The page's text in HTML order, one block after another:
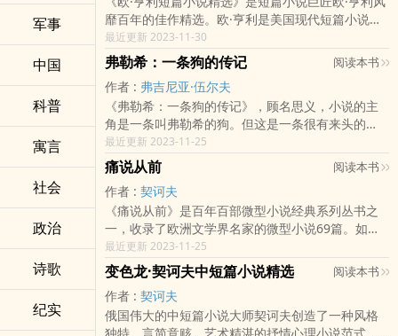
军事
中国
科普
寓言
社会
政治
诗歌
纪实
的证明》等。
——班上有同学能背诵日本古典和歌，大家都赞叹
不已，光纪却倍感委屈，因为小学四年级的他，早
已能轻易将好几本古典小说，从头到尾一字不漏背
诵，父母却从不让他对别人透露。能背诵庞大的书
籍内容、能得知远方发生的事、能长寿几百年、能
一天跑过几百公里——这群来自“常野”的人们，各自
拥有不可思议的能力。他们一如“常野”其名，经常在
野，沉稳、充满知性、对权利不抱憧憬，藏身于二
十世纪的平凡生活当中。他们究竟是为了什么而存
在，想回归何处？一本刻骨铭心的疗伤小说。《大
抽屉》：光纪的“回响”会比我还大。他拥有比我和爸
爸都还要大的抽屉。一旦他意识到抽屉这件事，便
会开始在意起自己的抽屉里装了些什么……《两个茶
碗》：正当阿笃伸手欲从少女手中接过茶碗时，两
人四目交会。她的双眸恍如平静的湖面，感觉自己
几欲被吸入其中。《通往达磨山之路》：位于人生
转折点上的人，据说若是攀登这座山，眼前便会出
现他一生中很重要的场景。《黑白棋》：“那东西”不
靡百年的佳作精选。欧·亨利是美国现代短篇小说的
创始人，在他生后留下了一大批非常优秀、内容与
风格都非常独特的作品，可称之为是短篇小说精品
中的精品。他以幽默的手法化解笔下人物的悲情，
用“含泪微笑”嘲讽当时的资本主义社会。他善于捕捉
细微的生活场景，描述人物的喜怒哀乐。其笔下的
小市民、商人、强盗、警察、流浪汉等人物，无不
栩栩如生。
最近更新 2023-11-30
弗勒希：一条狗的传记 阅读本书
作者 : 弗吉尼亚·伍尔夫
《弗勒希：一条狗的传记》，顾名思义，小说的主
角是一条叫弗勒希的狗。但这是一条很有来头的
狗，他的主人是英国文学史上的传奇女子，《葡萄
牙人十四行诗》作者布朗宁夫人。弗勒希出身后不
久，就由米特福德小姐送给了当时的巴雷特小姐即
后来的布朗宁夫人，从相互抵触到形影不离，从遭
歹徒“绑架”到跟随夫人与布朗宁先生私奔意大利，最
后“寿终正寝”。作者以简洁幽默的笔法，借着给狗立
传，从侧面描写了英国维多利亚时代著名女诗人伊
丽莎白·巴雷特：她的性格，她与诗人布朗宁不平凡
的爱情，他俩秘密结婚后私奔，在阳光国度意大利
度过的愉快的婚姻生活。同时，作者还以狗的视
角，反映了当时的阶级矛盾，作者的女权主义思想
最近更新 2023-11-25
痛说从前 阅读本书
作者 : 契诃夫
《痛说从前》是百年百部微型小说经典系列丛书之
一，收录了欧洲文学界名家的微型小说69篇。如安
东·巴甫洛维奇·契诃夫的《门当户对》，米哈依尔·扎
多尔诺夫的《一个人的遭遇》，维可多·德拉贡斯基
的《放过星星》，谢尔盖·格奥尔吉耶夫的《窗外的
世界》等。现在这个世界和原来到底哪里不一样
了，作者痛说从前，指出了过去社会的一些现象和
最近更新 2023-11-25
变色龙·契诃夫中短篇小说精选 阅读本书
作者 : 契诃夫
俄国伟大的中短篇小说大师契诃夫创造了一种风格